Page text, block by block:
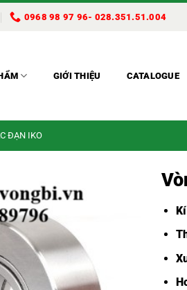
0968 98 97 96- 028.351.51.004
GIỚI THIỆU CATALOGUE
ĐẠN IKO